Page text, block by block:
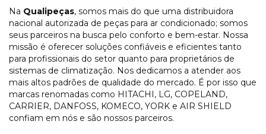
Na Qualipeças, somos mais do que uma distribuidora
nacional autorizada de peças para ar condicionado; somos
seus parceiros na busca pelo conforto e bem-estar. Nossa
missão é oferecer soluções confiáveis e eficientes tanto
para profissionais do setor quanto para proprietários de
sistemas de climatização. Nos dedicamos a atender aos
mais altos padrões de qualidade do mercado. É por isso que
marcas renomadas como HITACHI, LG, COPELAND,
CARRIER, DANFOSS, KOMECO, YORK e AIR SHIELD
confiam em nós e são nossos parceiros.